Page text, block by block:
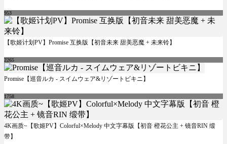
953
【歌姬计划PV】Promise 互换版【初音未来 甜美恶魔 + 未来铃】
2265
Promise【巡音ルカ - スイムウェア&リゾートビキニ】
1758
4K画质~【歌姬PV】Colorful×Melody 中文字幕版【初音 橙花公主 + 镜音RIN 缎
带】